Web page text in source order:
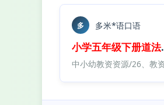
多 多米*语口语
小学五年级下册道法.